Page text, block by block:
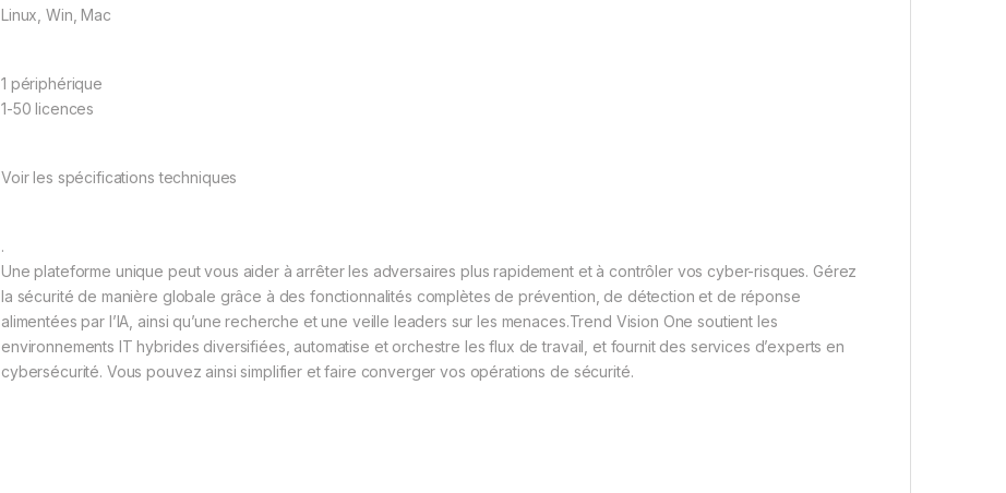
Linux, Win, Mac
1 périphérique
1-50 licences
Voir les spécifications techniques
.
Une plateforme unique peut vous aider à arrêter les adversaires plus rapidement et à contrôler vos cyber-risques. Gérez
la sécurité de manière globale grâce à des fonctionnalités complètes de prévention, de détection et de réponse
alimentées par l’IA, ainsi qu’une recherche et une veille leaders sur les menaces.Trend Vision One soutient les
environnements IT hybrides diversifiées, automatise et orchestre les flux de travail, et fournit des services d’experts en
cybersécurité. Vous pouvez ainsi simplifier et faire converger vos opérations de sécurité.